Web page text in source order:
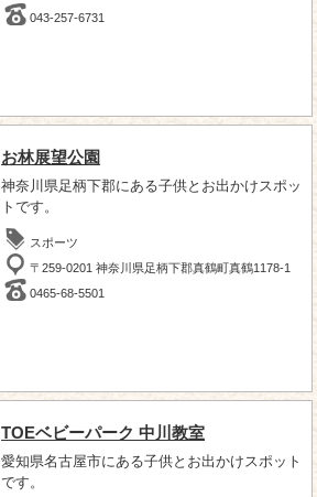
043-257-6731
お林展望公園
神奈川県足柄下郡にある子供とお出かけスポッ
トです。
スポーツ
〒259-0201 神奈川県足柄下郡真鶴町真鶴1178-1
0465-68-5501
TOEベビーパーク 中川教室
愛知県名古屋市にある子供とお出かけスポット
です。